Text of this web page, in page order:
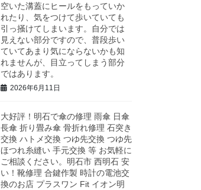
空いた溝蓋にヒールをもっていか
れたり、気をつけて歩いていても
引っ掻けてしまいます。自分では
見えない部分ですので、普段歩い
ていてあまり気にならないかも知
れませんが、目立ってしまう部分
ではあります。
2026年6月11日
大好評！明石で傘の修理 雨傘 日傘
長傘 折り畳み傘 骨折れ修理 石突き
交換 ハトメ交換 つゆ先交換 つゆ先
ほつれ糸縫い 手元交換 等 お気軽に
ご相談ください。明石市 西明石 安
い！靴修理 合鍵作製 時計の電池交
換のお店 プラスワン Fit イオン明